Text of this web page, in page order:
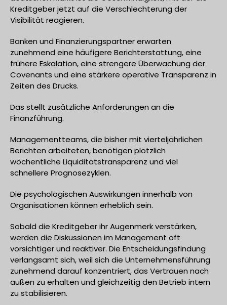
Kreditgeber jetzt auf die Verschlechterung der
Visibilität reagieren.
Banken und Finanzierungspartner erwarten
zunehmend eine häufigere Berichterstattung, eine
frühere Eskalation, eine strengere Überwachung der
Covenants und eine stärkere operative Transparenz in
Zeiten des Drucks.
Das stellt zusätzliche Anforderungen an die
Finanzführung.
Managementteams, die bisher mit vierteljährlichen
Berichten arbeiteten, benötigen plötzlich
wöchentliche Liquiditätstransparenz und viel
schnellere Prognosezyklen.
Die psychologischen Auswirkungen innerhalb von
Organisationen können erheblich sein.
Sobald die Kreditgeber ihr Augenmerk verstärken,
werden die Diskussionen im Management oft
vorsichtiger und reaktiver. Die Entscheidungsfindung
verlangsamt sich, weil sich die Unternehmensführung
zunehmend darauf konzentriert, das Vertrauen nach
außen zu erhalten und gleichzeitig den Betrieb intern
zu stabilisieren.